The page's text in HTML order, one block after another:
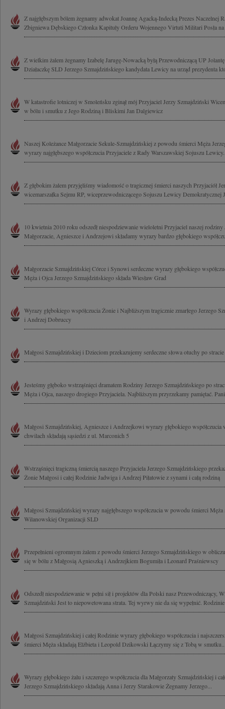
Z najgłębszym bólem żegnamy adwokat Joannę Agacką-Indecką Prezes Naczelnej
Zbigniewa Dębskiego Członka Kapituły Orderu Wojennego Virtuti Militari Posła
Z wielkim żalem żegnamy Izabelę Jarugę-Nowacką byłą Przewodniczącą UP
Działaczkę SLD Jerzego Szmajdzińskiego kandydata Lewicy na urząd prezydenta
W katastrofie lotniczej w Smoleńsku zginął mój Przyjaciel Jerzy Szmajdziński
w bólu i smutku z Jego Rodziną i Bliskimi Jan Dalgiewicz
Naszej Koleżance Małgorzacie Sekule-Szmajdzińskiej z powodu śmierci Męża
wyrazy najgłębszego współczucia Przyjaciele z Rady Warszawskiej Sojuszu
Z głębokim żalem przyjęliśmy wiadomość o tragicznej śmierci naszych Przyjaciół
wicemarszałka Sejmu RP, wiceprzewodniczącego Sojuszu Lewicy Demokratycznej
10 kwietnia 2010 roku odszedł niespodziewanie wieloletni Przyjaciel naszej
Małgorzacie, Agnieszce i Andrzejowi składamy wyrazy bardzo głębokiego
Małgorzacie Szmajdzińskiej Córce i Synowi serdeczne wyrazy głębokiego
Męża i Ojca Jerzego Szmajdzińskiego składa Wiesław Grad
Wyrazy głębokiego współczucia Żonie i Najbliższym tragicznie zmarłego Jerzego
i Andrzej Dobruccy
Małgosi Szmajdzińskiej i Dzieciom przekazujemy serdeczne słowa otuchy po
Jesteśmy głęboko wstrząśnięci dramatem Rodziny Jerzego Szmajdzińskiego po
Męża i Ojca, naszego drogiego Przyjaciela. Najbliższym przyrzekamy pamiętać.
Małgosi Szmajdzińskiej, Agnieszce i Andrzejkowi wyrazy głębokiego
chwilach składają sąsiedzi z ul. Marconich 5
Wstrząśnięci tragiczną śmiercią naszego Przyjaciela Jerzego Szmajdzińskiego
Żonie Małgosi i całej Rodzinie Jadwiga i Andrzej Piłatowie z synami i całą rodziną
Małgosi Szmajdzińskiej wyrazy najgłębszego współczucia w powodu śmierci
Wilanowskiej Organizacji SLD
Przepełnieni ogromnym żalem z powodu śmierci Jerzego Szmajdzińskiego w
się w bólu z Małgosią Agnieszką i Andrzejkiem Bogumiła i Leonard Praśniewscy
Odszedł niespodziewanie w pełni sił i projektów dla Polski nasz Przewodniczący,
Szmajdziński Jest to niepowetowana strata. Tej wyrwy nie da się wypełnić.
Małgosi Szmajdzińskiej i całej Rodzinie wyrazy głębokiego współczucia i
śmierci Męża składają Elżbieta i Leopold Dzikowski Łączymy się z Tobą w
Wyrazy głębokiego żalu i szczerego współczucia dla Małgorzaty Szmajdzińskiej i
Jerzego Szmajdzińskiego składają Anna i Jerzy Starakowie Żegnamy Jerzego...